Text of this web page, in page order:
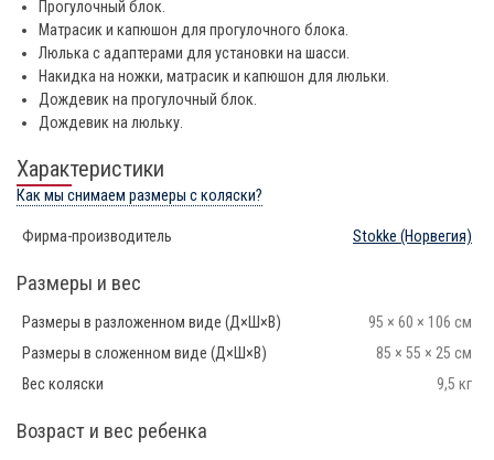
Прогулочный блок.
Матрасик и капюшон для прогулочного блока.
Люлька с адаптерами для установки на шасси.
Накидка на ножки, матрасик и капюшон для люльки.
Дождевик на прогулочный блок.
Дождевик на люльку.
Характеристики
Как мы снимаем размеры с коляски?
Фирма-производитель Stokke (Норвегия)
Размеры и вес
Размеры в разложенном виде (Д×Ш×В)
95 × 60 × 106 см
Размеры в сложенном виде (Д×Ш×В)
85 × 55 × 25 см
Вес коляски
9,5 кг
Возраст и вес ребенка